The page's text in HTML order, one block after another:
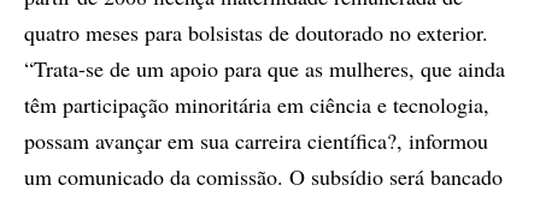
quatro meses para bolsistas de doutorado no exterior.
“Trata-se de um apoio para que as mulheres, que ainda
têm participação minoritária em ciência e tecnologia,
possam avançar em sua carreira científica?, informou
um comunicado da comissão. O subsídio será bancado